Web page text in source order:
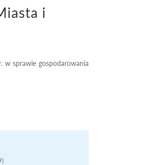
i
w sprawie gospodarowania